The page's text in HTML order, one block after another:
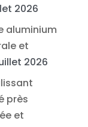
2026
aluminium
et
2026
près
et